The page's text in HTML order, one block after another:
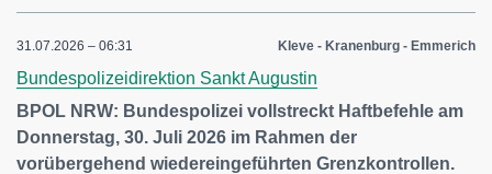
31.07.2026 – 06:31 Kleve - Kranenburg - Emmerich
Bundespolizeidirektion Sankt Augustin
BPOL NRW: Bundespolizei vollstreckt Haftbefehle am
Donnerstag, 30. Juli 2026 im Rahmen der
vorübergehend wiedereingeführten Grenzkontrollen.